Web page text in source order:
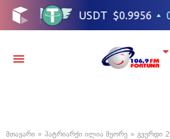
მთავარი » პატრიარქი ილია მეორე » გვერდი 2